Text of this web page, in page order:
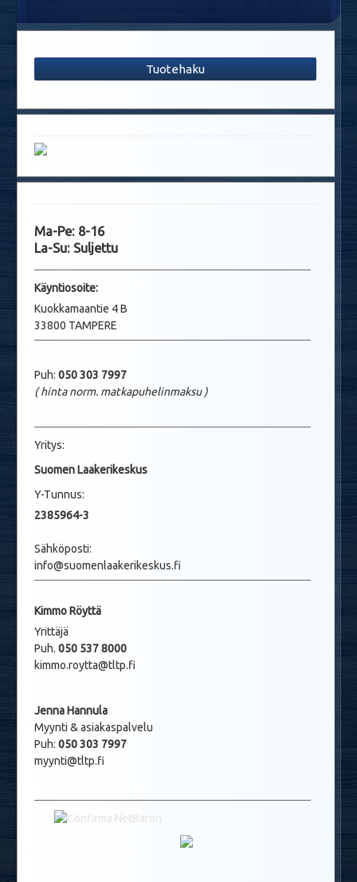
Tuotehaku
Ma-Pe: 8-16
La-Su: Suljettu
Käyntiosoite:
Kuokkamaantie 4 B
33800 TAMPERE
Puh: 050 303 7997
( hinta norm. matkapuhelinmaksu)
Yritys:
Suomen Laakerikeskus
Y-Tunnus:
2385964-3
Sähköposti:
info@suomenlaakerikeskus.fi
Kimmo Röyttä
Yrittäjä
Puh. 050 537 8000
kimmo.roytta@tltp.fi
Jenna Hannula
Myynti & asiakaspalvelu
Puh: 050 303 7997
myynti@tltp.fi